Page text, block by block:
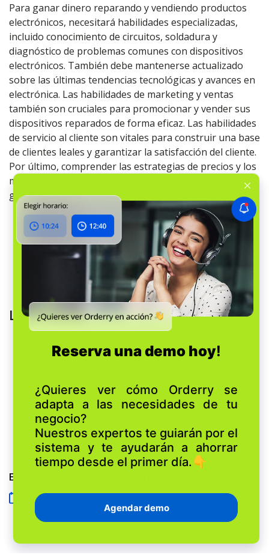
Para ganar dinero reparando y vendiendo productos
electrónicos, necesitará habilidades especializadas,
incluido conocimiento de circuitos, soldadura y
diagnóstico de problemas comunes con dispositivos
electrónicos. También debe mantenerse actualizado
sobre las últimas tendencias tecnológicas y avances en
electrónica. Las habilidades de marketing y ventas
también son cruciales para promocionar y vender sus
dispositivos reparados de forma eficaz. Las habilidades
de servicio al cliente son vitales para construir una base
de clientes leales y garantizar la satisfacción del cliente.
Por último, comprender las estrategias de precios y los
márgenes de beneficio le ayudará a maximizar sus
ganancias en este mercado competitivo.
Leer más
Estrategia de implementación de CRM
15 Julio 2026